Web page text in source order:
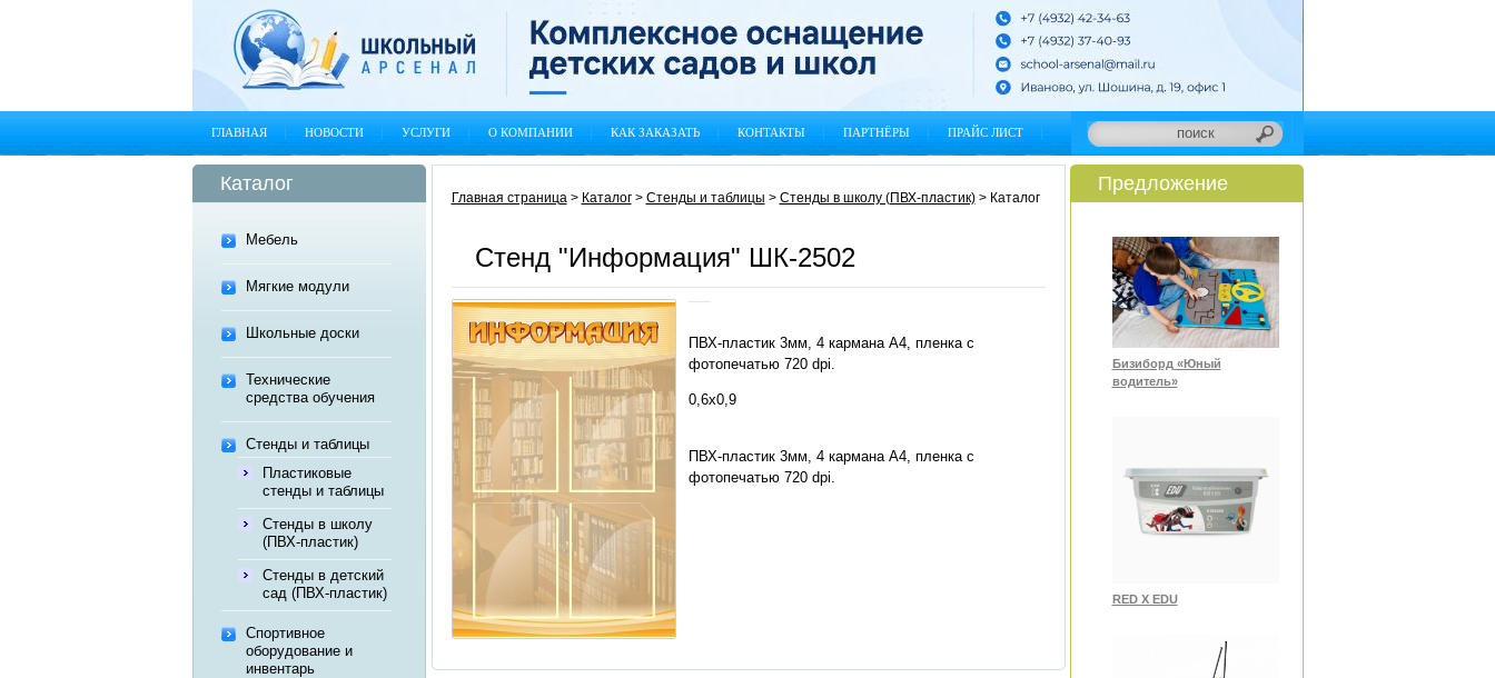
ГЛАВНАЯ НОВОСТИ УСЛУГИ О КОМПАНИИ КАК ЗАКАЗАТЬ КОНТАКТЫ ПАРТНЁРЫ ПРАЙС ЛИСТ
Каталог
Мебель
Мягкие модули
Школьные доски
Технические
средства обучения
Стенды и таблицы
Пластиковые
стенды и таблицы
Стенды в школу
(ПВХ-пластик)
Стенды в детский
сад (ПВХ-пластик)
Спортивное
оборудование и
инвентарь
Главная страница> Каталог> Стенды и таблицы > Стенды в школу (ПВХ-пластик)> Каталог
Стенд "Информация" ШК-2502
ПВХ-пластик 3мм, 4 кармана А4, пленка с
фотопечатью 720 dpi.
0,6х0,9
ПВХ-пластик 3мм, 4 кармана А4, пленка с
фотопечатью 720 dpi.
Предложение
Бизиборд «Юный
водитель»
RED X EDU